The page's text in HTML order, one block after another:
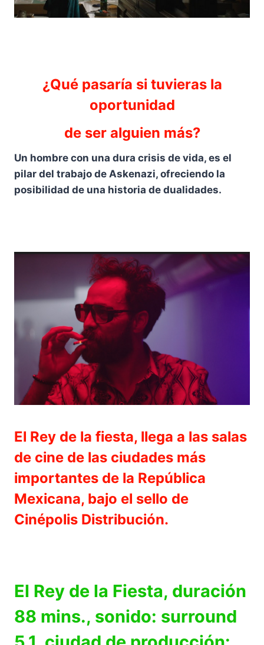
¿Qué pasaría si tuvieras la
oportunidad
de ser alguien más?
Un hombre con una dura crisis de vida, es el
pilar del trabajo de Askenazi, ofreciendo la
posibilidad de una historia de dualidades.
El Rey de la fiesta, llega a las salas
de cine de las ciudades más
importantes de la República
Mexicana, bajo el sello de
Cinépolis Distribución.
El Rey de la Fiesta, duración
88 mins., sonido: surround